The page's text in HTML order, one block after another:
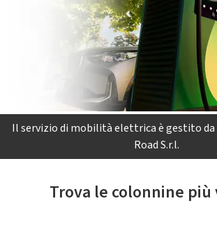
Il servizio di mobilità elettrica è gestito da
Road S.r.l.
Trova le colonnine più